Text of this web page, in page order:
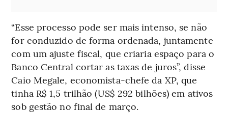
“Esse processo pode ser mais intenso, se não
for conduzido de forma ordenada, juntamente
com um ajuste fiscal, que criaria espaço para o
Banco Central cortar as taxas de juros”, disse
Caio Megale, economista-chefe da XP, que
tinha R$ 1,5 trilhão (US$ 292 bilhões) em ativos
sob gestão no final de março.